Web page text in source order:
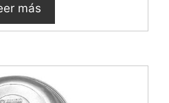
más